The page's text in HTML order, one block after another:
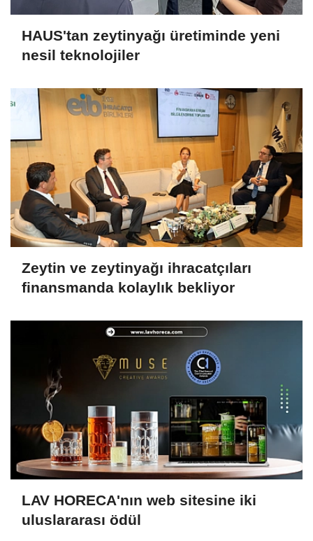
HAUS'tan zeytinyağı üretiminde yeni
nesil teknolojiler
Zeytin ve zeytinyağı ihracatçıları
finansmanda kolaylık bekliyor
LAV HORECA'nın web sitesine iki
uluslararası ödül